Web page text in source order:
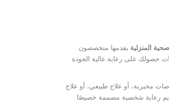
المنزلية يقدمها متخصصون
حصولك على رعاية عالية الجودة
مخبرية، أو علاج طبيعي، أو علاج
رعاية شخصية مصممة خصيصًا